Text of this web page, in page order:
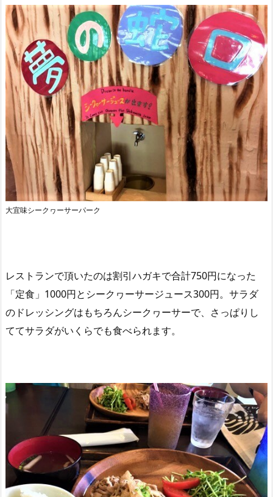
大宜味シークヮーサーパーク
レストランで頂いたのは割引ハガキで合計750円になった
「定食」1000円とシークヮーサージュース300円。サラダ
のドレッシングはもちろんシークヮーサーで、さっぱりし
ててサラダがいくらでも食べられます。